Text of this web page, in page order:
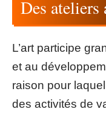
Des
L’art participe
et au
raison pour
des activités de